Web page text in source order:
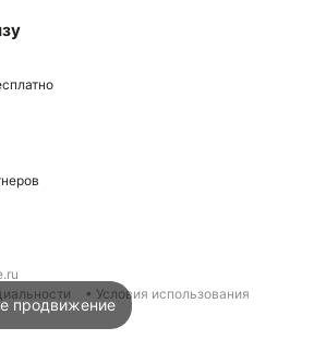
• Условия использования
продвижение